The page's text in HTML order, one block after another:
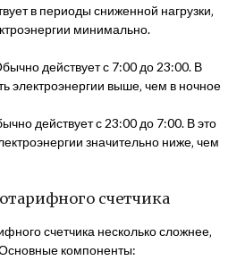
в периоды сниженной нагрузки‚
минимально.
действует с 7:00 до 23:00. В
электроэнергии выше‚ чем в ночное
действует с 23:00 до 7:00. В это
значительно ниже‚ чем
счетчика
счетчика несколько сложнее‚
компоненты: